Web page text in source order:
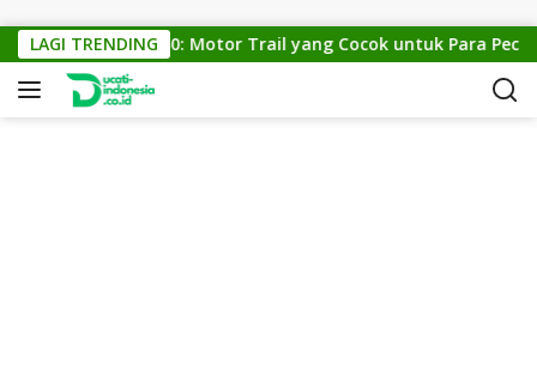
LAGI TRENDING
KTM Cross 150: Motor Trail yang Cocok untuk Para Pecinta